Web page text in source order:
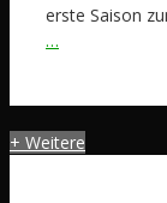
erste Saison
…
+ Weitere